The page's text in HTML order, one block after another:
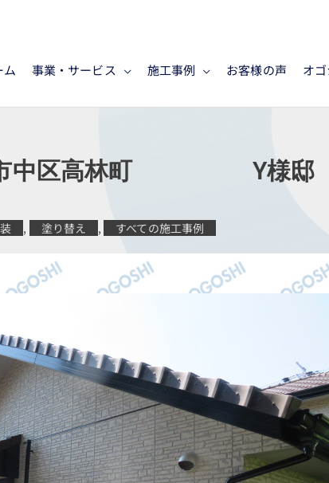
ム 事業・サービス 施工事例 お客様の声 オ
市中区高林町
, 塗り替え , すべての施工事例